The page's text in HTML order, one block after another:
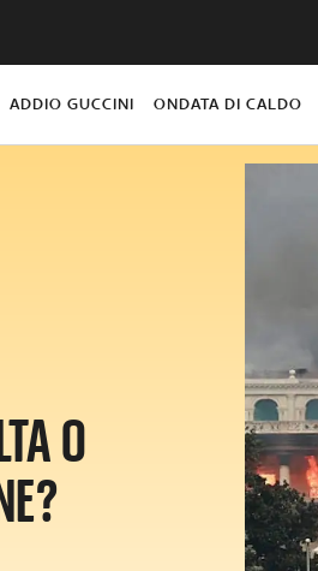
ADDIO GUCCINI ONDATA DI CALDO
O